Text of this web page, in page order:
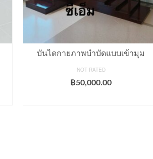
บันไดกายภาพบำบัดแบบเข้ามุม
NOT RATED
฿50,000.00